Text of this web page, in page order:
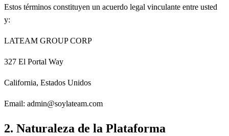
Estos términos constituyen un acuerdo legal vinculante entre usted
y:
LATEAM GROUP CORP
327 El Portal Way
California, Estados Unidos
Email: admin@soylateam.com
2. Naturaleza de la Plataforma